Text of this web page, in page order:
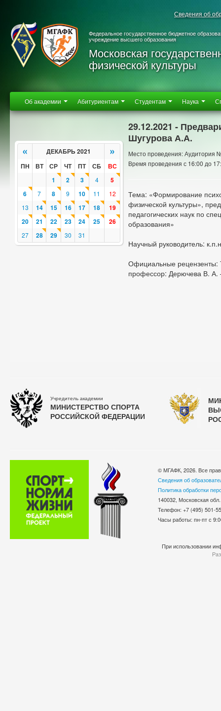
Сведения об
Федеральное государственное бюджетное
учреждение высшего образования
Московская
физической культуры
Об академии Абитуриентам Студентам Наука
« ДЕКАБРЬ 2021 »
ПН ВТ СР ЧТ ПТ СБ
ВС
1
2 3 4
5
6
7 8 9 10 11
12
13
14 15 16 17 18
19
20
21 22 23 24 25 26
27 28 29 30 31
29.12.2021 -
Шугурова А.А.
Место проведения: Аудитория
Время проведения с 16:00 до
Тема: «Формирование
физической культуры»,
педагогических наук по
образования»
Научный руководитель:
Официальные рецензенты:
профессор: Дерючева В. А.
Учредитель академии
МИНИСТЕРСТВО СПОРТА
РОССИЙСКОЙ ФЕДЕРАЦИИ
© МГАФК, 2026. Все
Сведения об
Политика обработки
140032, Московская
Телефон: +7 (495)
Часы работы: пн-пт с
При использовании